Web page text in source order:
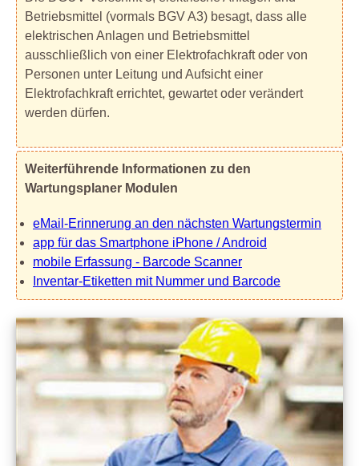
Betriebsmittel (vormals BGV A3) besagt, dass alle
elektrischen Anlagen und Betriebsmittel
ausschließlich von einer Elektrofachkraft oder von
Personen unter Leitung und Aufsicht einer
Elektrofachkraft errichtet, gewartet oder verändert
werden dürfen.
Weiterführende Informationen zu den
Wartungsplaner Modulen
eMail-Erinnerung an den nächsten Wartungstermin
app für das Smartphone iPhone / Android
mobile Erfassung - Barcode Scanner
Inventar-Etiketten mit Nummer und Barcode